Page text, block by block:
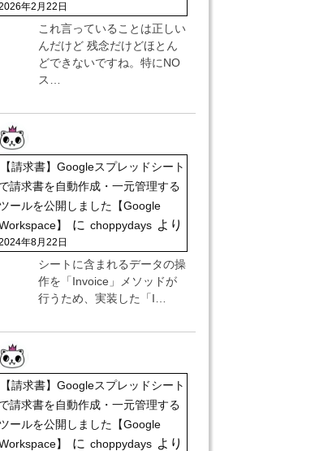
年2月22日
これ言っていることは正しい
んだけど 残念だけどほとん
どできないですね。特にNO
ス…
【請求書】Googleスプレッドシート
で請求書を自動作成・一元管理する
ツールを公開しました【Google
】
に choppydays より
年8月22日
シートに含まれるデータの操
作を「Invoice」メソッドが
行うため、実装した「I…
【請求書】Googleスプレッドシート
で請求書を自動作成・一元管理する
ツールを公開しました【Google
】
に choppydays より